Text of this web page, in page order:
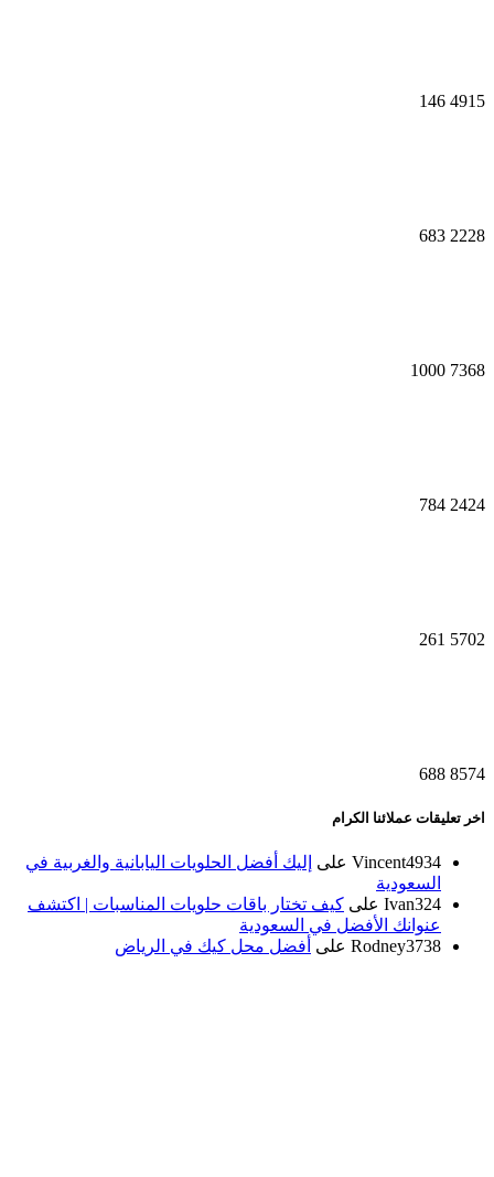
4915
146
2228
683
7368
1000
2424
784
5702
261
8574
688
اخر تعليقات عملائنا الكرام
Vincent4934 على إليك أفضل الحلويات اليابانية والغربية في
السعودية
Ivan324 على كيف تختار باقات حلويات المناسبات | اكتشف
عنوانك الأفضل في السعودية
Rodney3738 على أفضل محل كيك في الرياض